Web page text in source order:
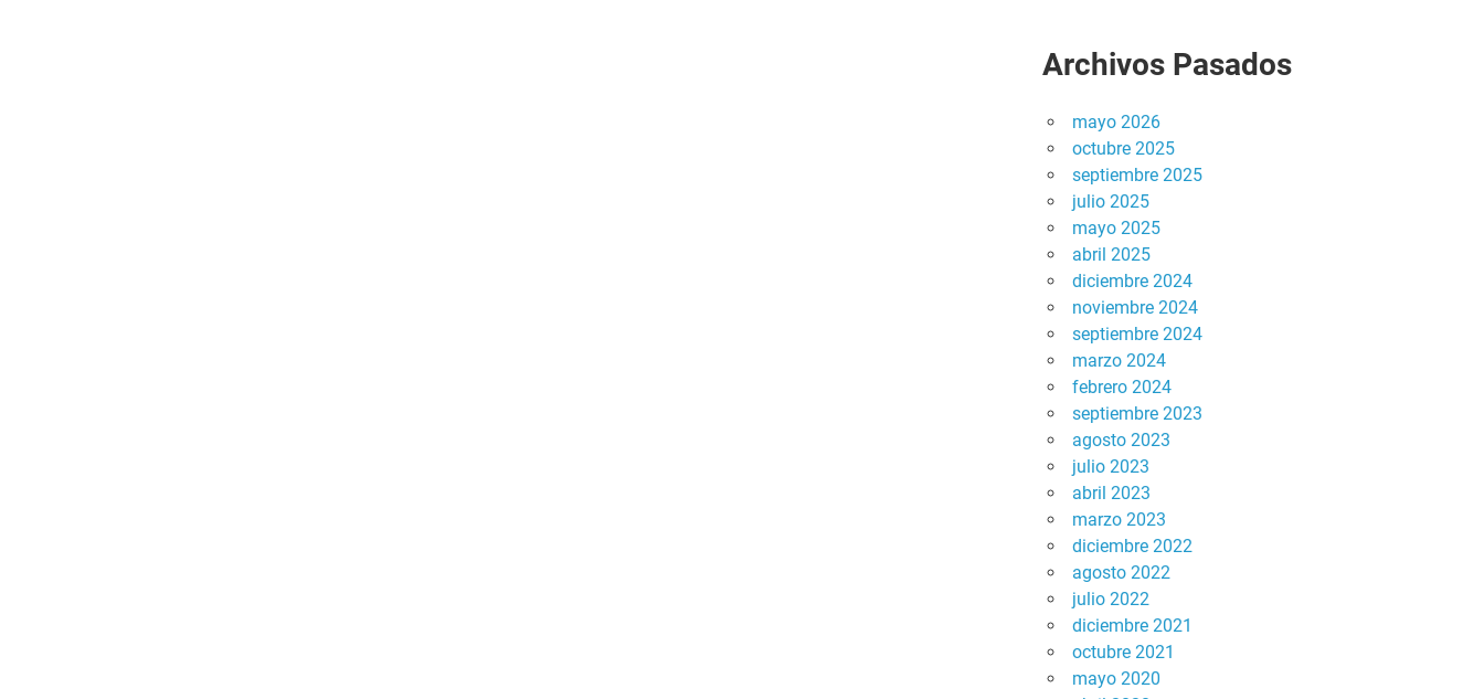
Archivos Pasados
mayo 2026
octubre 2025
septiembre 2025
julio 2025
mayo 2025
abril 2025
diciembre 2024
noviembre 2024
septiembre 2024
marzo 2024
febrero 2024
septiembre 2023
agosto 2023
julio 2023
abril 2023
marzo 2023
diciembre 2022
agosto 2022
julio 2022
diciembre 2021
octubre 2021
mayo 2020